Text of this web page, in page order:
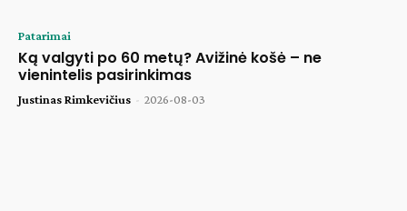
Patarimai
Ką valgyti po 60 metų? Avižinė košė – ne
vienintelis pasirinkimas
Justinas Rimkevičius - 2026-08-03